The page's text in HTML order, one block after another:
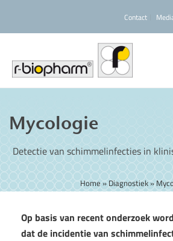
Contact
Mycologie
Detectie van schimmelinfecties in
Home»Diagnostiek»
Op basis van recent onderzoek
dat de incidentie van